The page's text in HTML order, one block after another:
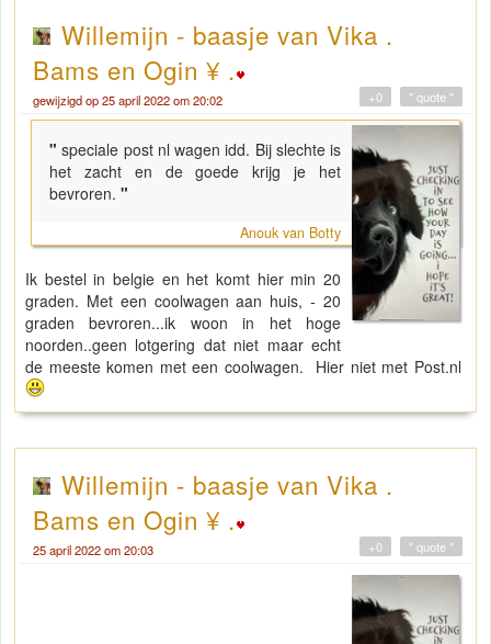
Willemijn - baasje van Vika .
Bams en Ogin ¥ .
gewijzigd op 25 april 2022 om 20:02 " quote "
+0
"speciale post nl wagen idd. Bij slechte is
het zacht en de goede krijg je het
bevroren. "
Anouk van Botty
Ik bestel in belgie en het komt hier min 20
graden. Met een coolwagen aan huis, - 20
graden bevroren...ik woon in het hoge
noorden..geen lotgering dat niet maar echt
de meeste komen met een coolwagen. Hier niet met Post.nl
Willemijn - baasje van Vika .
Bams en Ogin ¥ .
25 april 2022 om 20:03 " quote "
+0